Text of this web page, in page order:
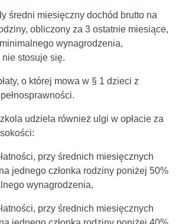
średni miesięczny dochód brutto na
obliczony za 3 ostatnie miesiące,
wynagrodzenia,
stosuje się.
o której mowa w § 1 dzieci z
udziela również ulgi w opłacie za
przy średnich miesięcznych
jednego członka rodziny poniżej 50%
wynagrodzenia,
przy średnich miesięcznych